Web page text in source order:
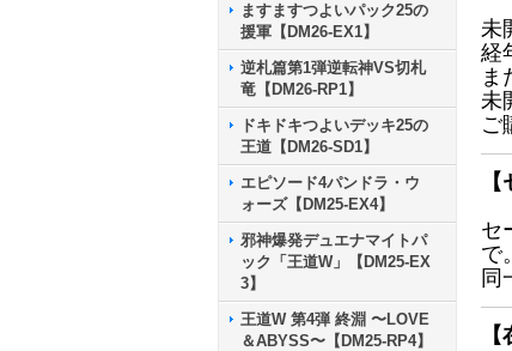
ますますつよいパック25の
援軍【DM26-EX1】
逆札篇第1弾逆転神VS切札
竜【DM26-RP1】
ドキドキつよいデッキ25の
王道【DM26-SD1】
エピソード4パンドラ・ウ
ォーズ【DM25-EX4】
邪神爆発デュエナマイトパ
ック「王道W」【DM25-EX
3】
王道W 第4弾 終淵 〜LOVE
＆ABYSS〜【DM25-RP4】
未
経
ま
未
ご
セ
で
同